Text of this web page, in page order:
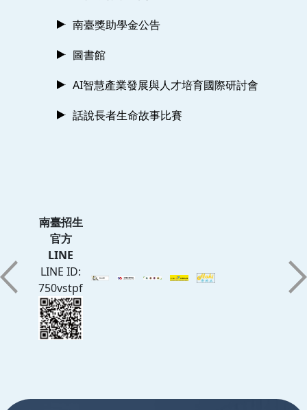
南臺獎助學金公告
圖書館
AI智慧產業發展與人才培育國際研討會
話說長者生命故事比賽
南臺招生
官方
LINE
LINE ID:
750vstpf